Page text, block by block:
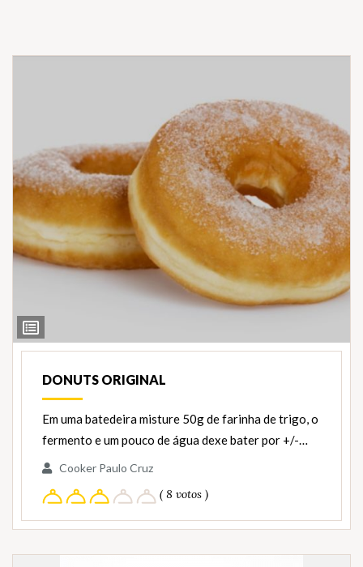
Ver
Ingredientes
DONUTS ORIGINAL
Em uma batedeira misture 50g de farinha de trigo, o
fermento e um pouco de água dexe bater por +/-…
Cooker Paulo Cruz
( 8 votos )